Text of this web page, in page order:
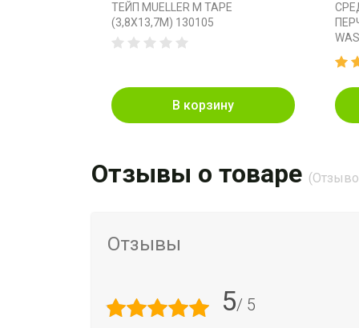
ТЕЙП MUELLER M TAPE
(3,8X13,7M) 130105
В корзину
Отзывы о товаре
Отзывы
5/ 5